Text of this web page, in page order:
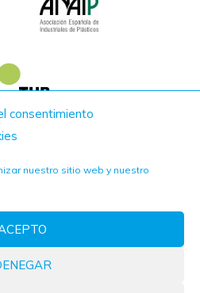
consentimiento
nuestro sitio web y nuestro